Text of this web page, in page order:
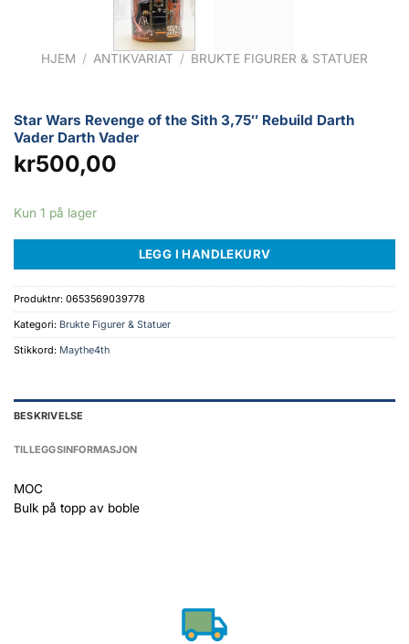
HJEM / ANTIKVARIAT / BRUKTE FIGURER & STATUER
Star Wars Revenge of the Sith 3,75″ Rebuild Darth
Vader Darth Vader
kr500,00
Kun 1 på lager
LEGG I HANDLEKURV
Produktnr: 0653569039778
Kategori: Brukte Figurer & Statuer
Stikkord: Maythe4th
BESKRIVELSE
TILLEGGSINFORMASJON
MOC
Bulk på topp av boble